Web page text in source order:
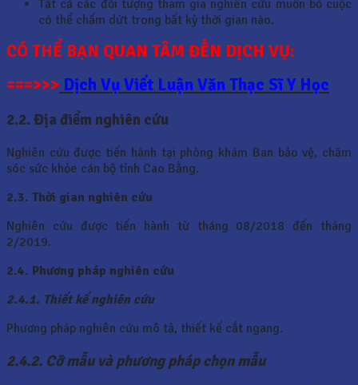
Tất cả các đối tượng tham gia nghiên cứu muốn bỏ cuộc
có thể chấm dứt trong bất kỳ thời gian nào.
CÓ THỂ BẠN QUAN TÂM ĐẾN DỊCH VỤ:
===>>> Dịch Vụ Viết Luận Văn Thạc Sĩ Y Học
2.2. Địa điểm nghiên cứu
Nghiên cứu được tiến hành tại phòng khám Ban bảo vệ, chăm
sóc sức khỏe cán bộ tỉnh Cao Bằng.
2.3. Thời gian nghiên cứu
Nghiên cứu được tiến hành từ tháng 08/2018 đến tháng
2/2019.
2.4. Phương pháp nghiên cứu
2.4.1. Thiết kế nghiên cứu
Phương pháp nghiên cứu mô tả, thiết kế cắt ngang.
2.4.2. Cỡ mẫu và phương pháp chọn mẫu